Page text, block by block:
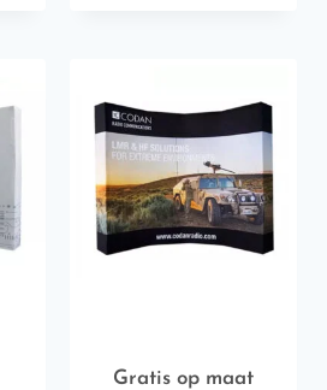
Gratis op maat